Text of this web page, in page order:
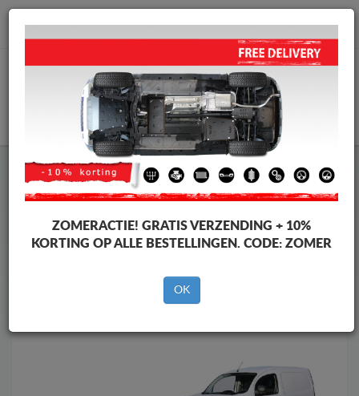
info@motorbeschermplaat.com
WINKELWAGEN
Motor Beschermplaat Motor Beschermplaat Nissan
Motor Beschermplaat
NV250
Merken
Merken
Terug naar de catalogus
ZOMERACTIE! GRATIS VERZENDING + 10%
KORTING OP ALLE BESTELLINGEN. CODE: ZOMER
OK